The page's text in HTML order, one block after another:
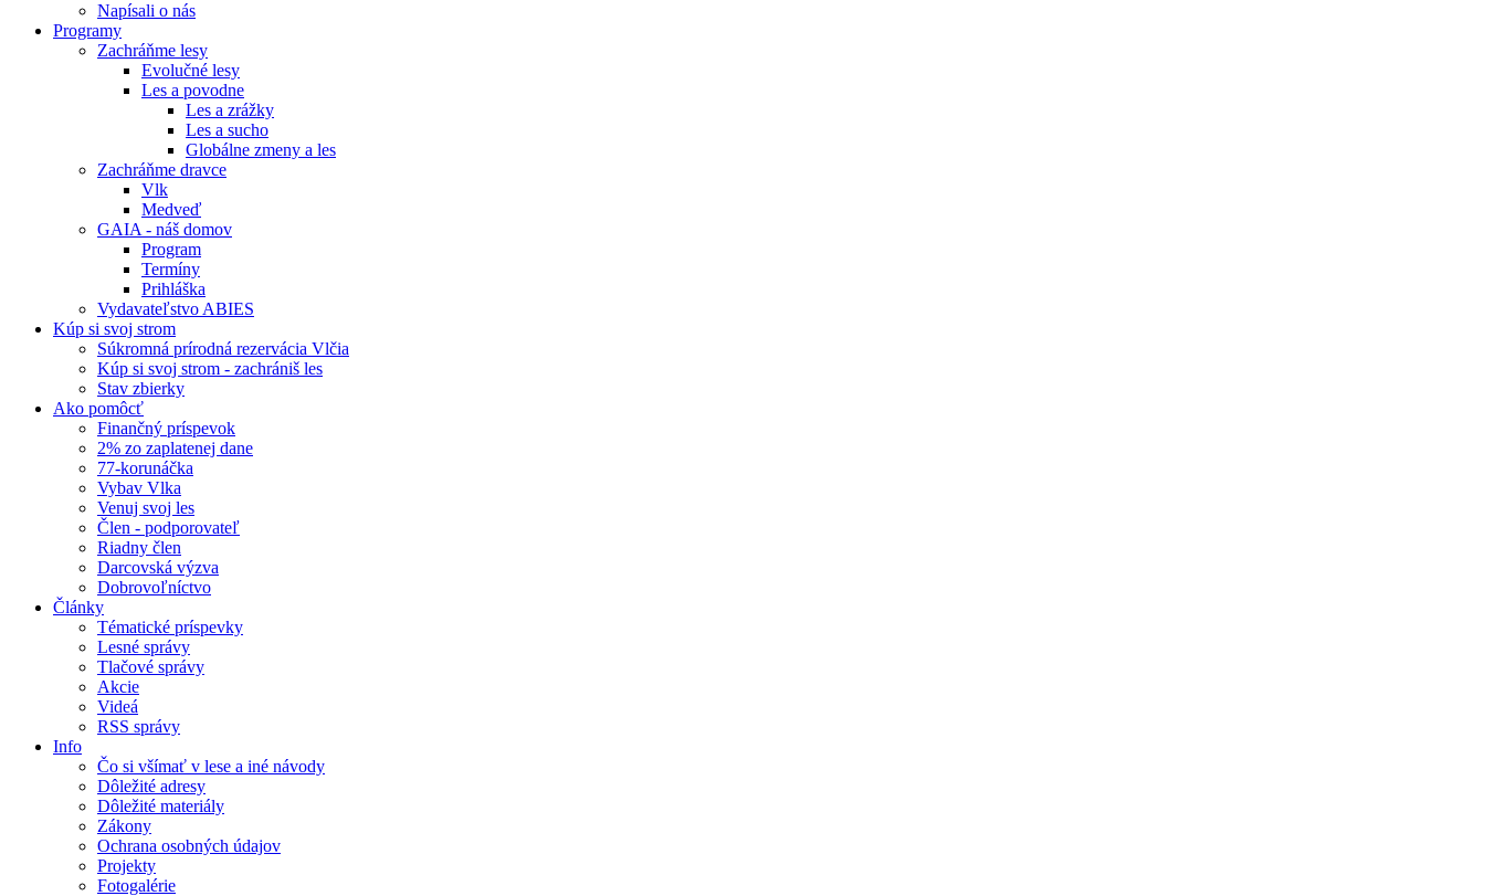
Napísali o nás
Programy
Zachráňme lesy
Evolučné lesy
Les a povodne
Les a zrážky
Les a sucho
Globálne zmeny a les
Zachráňme dravce
Vlk
Medveď
GAIA - náš domov
Program
Termíny
Prihláška
Vydavateľstvo ABIES
Kúp si svoj strom
Súkromná prírodná rezervácia Vlčia
Kúp si svoj strom - zachrániš les
Stav zbierky
Ako pomôcť
Finančný príspevok
2% zo zaplatenej dane
77-korunáčka
Vybav Vlka
Venuj svoj les
Člen - podporovateľ
Riadny člen
Darcovská výzva
Dobrovoľníctvo
Články
Tématické príspevky
Lesné správy
Tlačové správy
Akcie
Videá
RSS správy
Info
Čo si všímať v lese a iné návody
Dôležité adresy
Dôležité materiály
Zákony
Ochrana osobných údajov
Projekty
Fotogalérie